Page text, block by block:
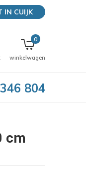
804
winkelwagen
0
IN CUIJK
cm